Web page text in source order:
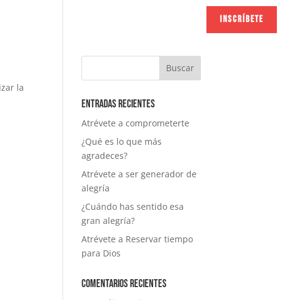
INSCRÍBETE
la
Entradas recientes
Atrévete a comprometerte
¿Qué es lo que más
agradeces?
Atrévete a ser generador de
alegría
¿Cuándo has sentido esa
gran alegría?
Atrévete a Reservar tiempo
para Dios
Comentarios recientes